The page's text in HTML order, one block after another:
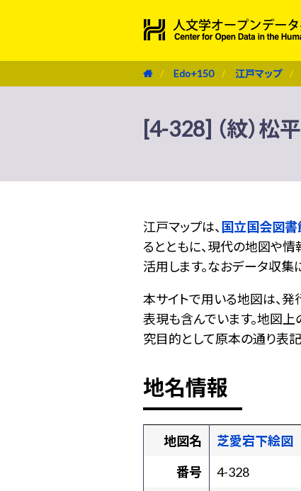
Edo+150 江戸マップ
[4-328] （紋）松
江戸マップは、 国立国会図書
るとともに、現代の地図や情
活用します。なおデータ収集
本サイトで用いる地図は、
表現も含んでいます。地図
究目的として原本の通り表記
地名情報
地図名
芝愛宕下絵図
番号
4-328